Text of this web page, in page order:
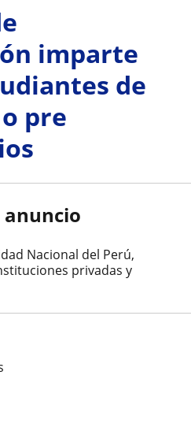
imparte
de
pre
anuncio
Nacional del Perú,
privadas y